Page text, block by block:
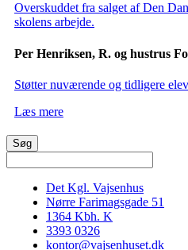
Overskuddet fra salget af Den
skolens arbejde.
Per Henriksen, R. og hustrus
Støtter nuværende og tidligere
Læs mere
Det Kgl. Vajsenhus
Nørre Farimagsgade 51
1364 Kbh. K
3393 0326
kontor@vajsenhuset.dk